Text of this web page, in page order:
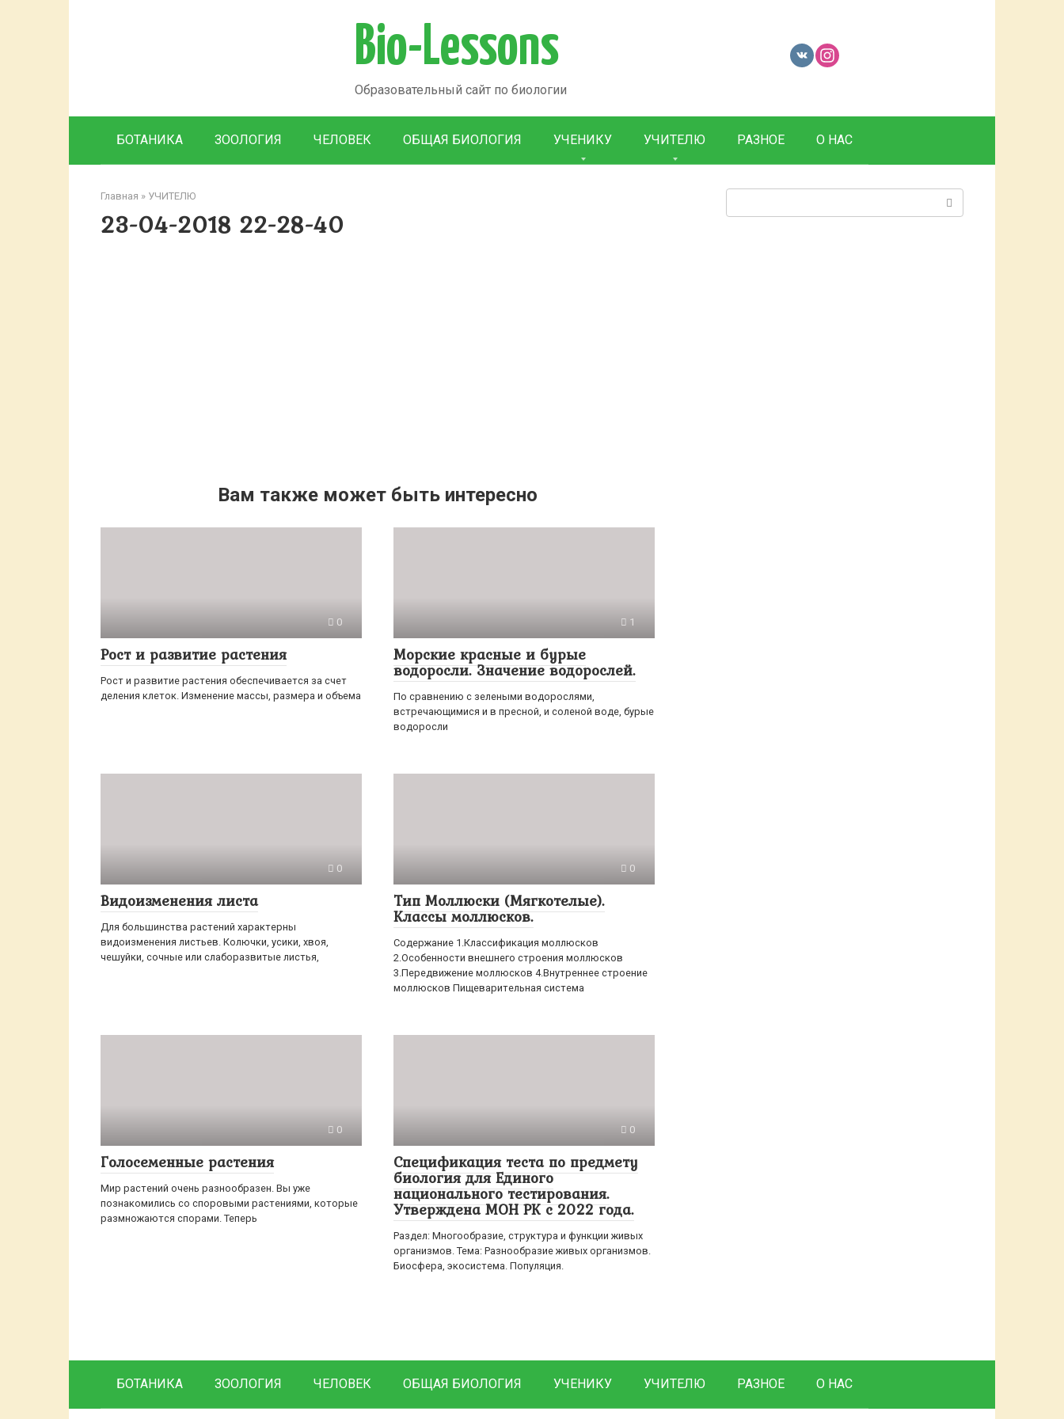
Bio-Lessons
Образовательный сайт по биологии
БОТАНИКА ЗООЛОГИЯ ЧЕЛОВЕК ОБЩАЯ БИОЛОГИЯ УЧЕНИКУ УЧИТЕЛЮ РАЗНОЕ О НАС
Главная » УЧИТЕЛЮ
23-04-2018 22-28-40
Вам также может быть интересно
0
Рост и развитие растения
Рост и развитие растения обеспечивается за счет
деления клеток. Изменение массы, размера и объема
1
Морские красные и бурые
водоросли. Значение водорослей.
По сравнению с зелеными водорослями,
встречающимися и в пресной, и соленой воде, бурые
водоросли
0
Видоизменения листа
Для большинства растений характерны
видоизменения листьев. Колючки, усики, хвоя,
чешуйки, сочные или слаборазвитые листья,
0
Тип Моллюски (Мягкотелые).
Классы моллюсков.
Содержание 1.Классификация моллюсков
2.Особенности внешнего строения моллюсков
3.Передвижение моллюсков 4.Внутреннее строение
моллюсков Пищеварительная система
0
Голосеменные растения
Мир растений очень разнообразен. Вы уже
познакомились со споровыми растениями, которые
размножаются спорами. Теперь
0
Спецификация теста по предмету
биология для Единого
национального тестирования.
Утверждена МОН РК с 2022 года.
Раздел: Многообразие, структура и функции живых
организмов. Тема: Разнообразие живых организмов.
Биосфера, экосистема. Популяция.
БОТАНИКА ЗООЛОГИЯ ЧЕЛОВЕК ОБЩАЯ БИОЛОГИЯ УЧЕНИКУ УЧИТЕЛЮ РАЗНОЕ О НАС